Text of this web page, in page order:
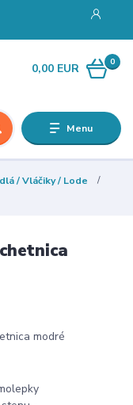
Menu
0
0,00 EUR
/ Vláčiky / Lode